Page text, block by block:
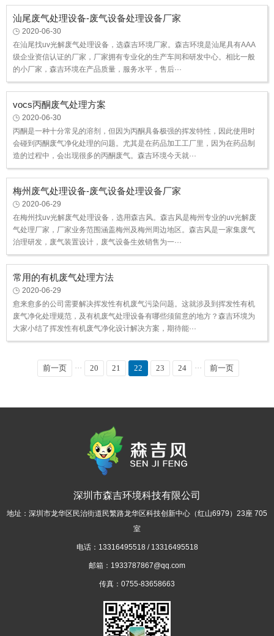
汕尾废气处理设备-废气设备处理设备厂家
2020-06-30
在汕尾找uv光解废气处理设备，选森吉环境厂家。森吉环境是汕尾具有AAA
级企业资信认证的厂家，厂家拥有专业化的生产车间和研发中心。相比一般
的小厂家，森吉环境在产品质量，服务水平，售后···
vocs丙酮废气处理方案
2020-06-30
丙酮是一种十分常见的溶剂，但因为丙酮具备极强的挥发特性，因此使用时
会碰到丙酮废气净化处理的问题。尤其是在药品加工工厂里，因为在药品制
造的过程中，会出现很多的丙酮废气。森吉环境今天就···
梅州废气处理设备-废气设备处理设备厂家
2020-06-29
在梅州找uv光解废气处理设备，选用森吉风。森吉风是梅州专业的uv光解废
气处理厂家，厂家业务范围涵盖梅州及梅州周边地区。森吉风是一家集废气
治理研发，废气装置设计，废气设备生效销售为一···
常用的有机废气处理方法
2020-06-29
愈来愈多的公司需要解决挥发性有机废气污染问题。这就涉及到挥发性有机
废气净化处理规范，及有机废气处理设备有哪些须留意的地方？森吉环境为
大家小结了挥发性有机废气净化设计解决方案，期待能···
前一页 ··· 20 21 22 23 24 ··· 前一页
深圳市森吉环境科技有限公司
地址：深圳市龙华区民治街道民繁路龙华区科技创新中心（红山6979）23座 705
室
电话：13316495518 / 13316495518
邮箱：1933787867@qq.com
传真：0755-83658663